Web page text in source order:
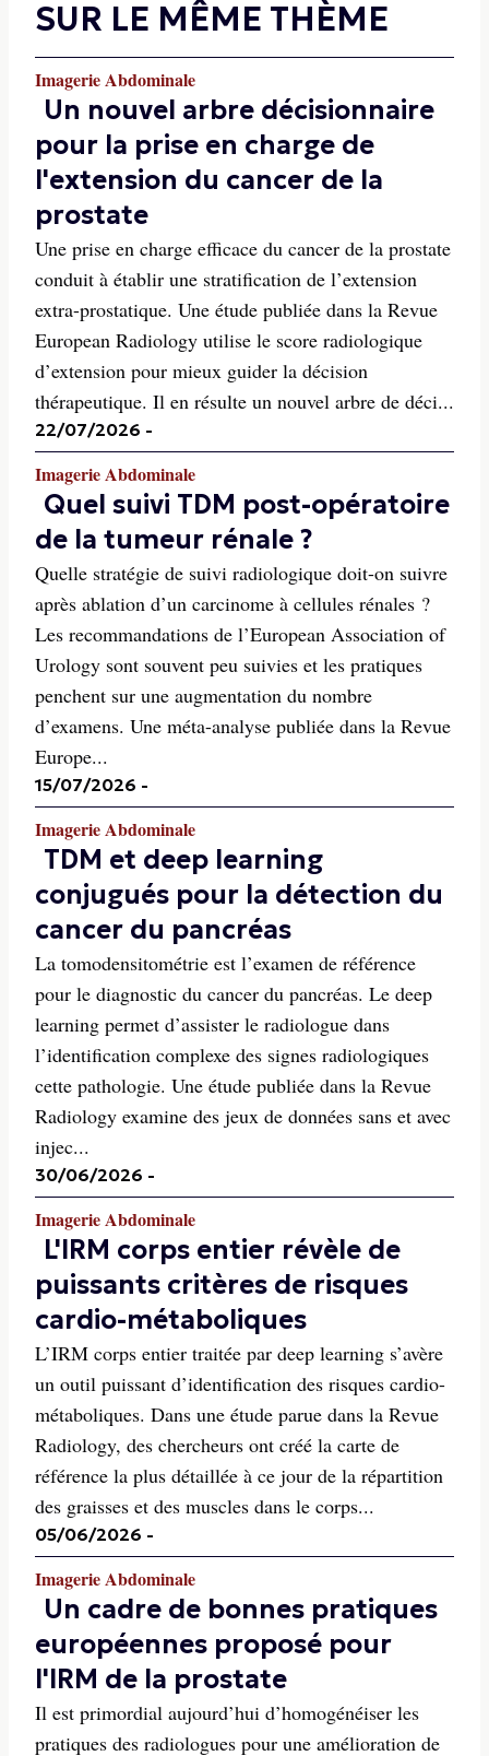
SUR LE MÊME THÈME
Imagerie Abdominale
Un nouvel arbre décisionnaire
pour la prise en charge de
l'extension du cancer de la
prostate
Une prise en charge efficace du cancer de la prostate
conduit à établir une stratification de l’extension
extra-prostatique. Une étude publiée dans la Revue
European Radiology utilise le score radiologique
d’extension pour mieux guider la décision
thérapeutique. Il en résulte un nouvel arbre de déci...
22/07/2026 -
Imagerie Abdominale
Quel suivi TDM post-opératoire
de la tumeur rénale ?
Quelle stratégie de suivi radiologique doit-on suivre
après ablation d’un carcinome à cellules rénales ?
Les recommandations de l’European Association of
Urology sont souvent peu suivies et les pratiques
penchent sur une augmentation du nombre
d’examens. Une méta-analyse publiée dans la Revue
Europe...
15/07/2026 -
Imagerie Abdominale
TDM et deep learning
conjugués pour la détection du
cancer du pancréas
La tomodensitométrie est l’examen de référence
pour le diagnostic du cancer du pancréas. Le deep
learning permet d’assister le radiologue dans
l’identification complexe des signes radiologiques
cette pathologie. Une étude publiée dans la Revue
Radiology examine des jeux de données sans et avec
injec...
30/06/2026 -
Imagerie Abdominale
L'IRM corps entier révèle de
puissants critères de risques
cardio-métaboliques
L’IRM corps entier traitée par deep learning s’avère
un outil puissant d’identification des risques cardio-
métaboliques. Dans une étude parue dans la Revue
Radiology, des chercheurs ont créé la carte de
référence la plus détaillée à ce jour de la répartition
des graisses et des muscles dans le corps...
05/06/2026 -
Imagerie Abdominale
Un cadre de bonnes pratiques
européennes proposé pour
l'IRM de la prostate
Il est primordial aujourd’hui d’homogénéiser les
pratiques des radiologues pour une amélioration de